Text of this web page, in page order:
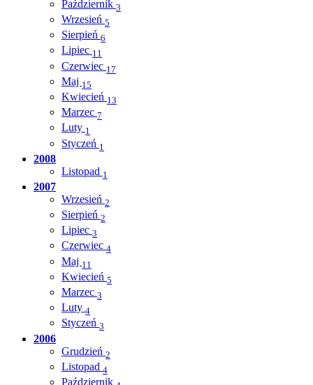
Październik 3
Wrzesień 5
Sierpień 6
Lipiec 11
Czerwiec 17
Maj 15
Kwiecień 13
Marzec 7
Luty 1
Styczeń 1
2008
Listopad 1
2007
Wrzesień 2
Sierpień 2
Lipiec 3
Czerwiec 4
Maj 11
Kwiecień 5
Marzec 3
Luty 4
Styczeń 3
2006
Grudzień 2
Listopad 4
Październik